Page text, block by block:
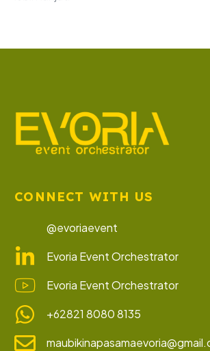
CONNECT WITH US
@evoriaevent
Evoria Event Orchestrator
Evoria Event Orchestrator
+62821 8080 8135